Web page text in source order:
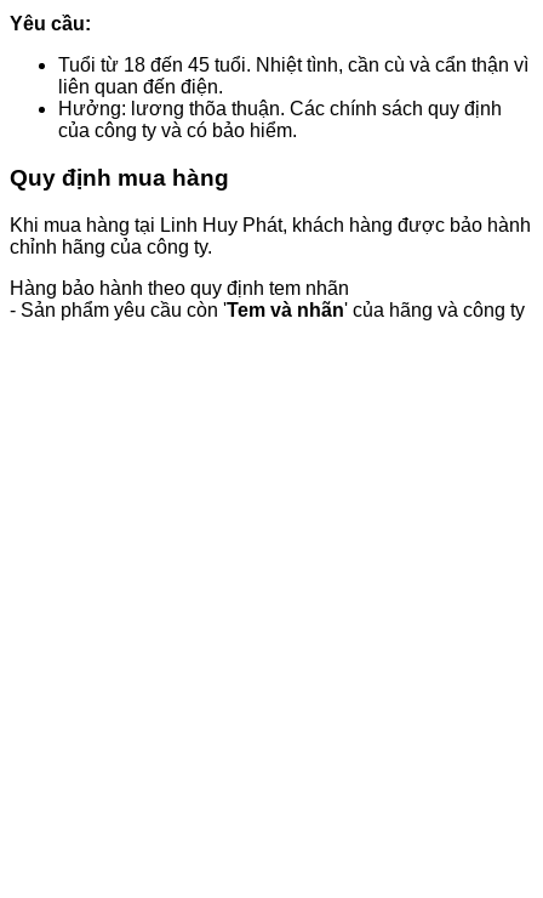
Yêu cầu:
Tuổi từ 18 đến 45 tuổi. Nhiệt tình, cần cù và cẩn thận vì
liên quan đến điện.
Hưởng: lương thõa thuận. Các chính sách quy định
của công ty và có bảo hiểm.
Quy định mua hàng
Khi mua hàng tại Linh Huy Phát, khách hàng được bảo hành
chỉnh hãng của công ty.
Hàng bảo hành theo quy định tem nhãn
- Sản phẩm yêu cầu còn 'Tem và nhãn' của hãng và công ty